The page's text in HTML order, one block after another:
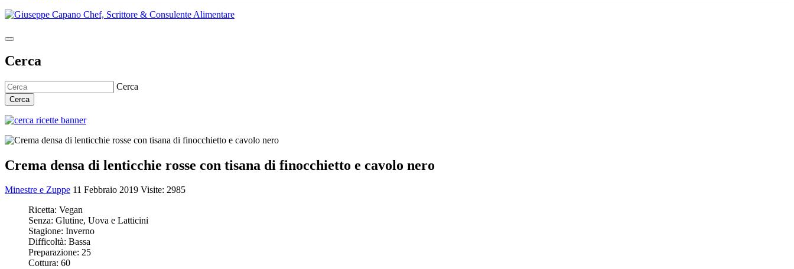
Cerca
Cerca
Cerca
Crema densa di lenticchie rosse con tisana di finocchietto e cavolo nero
Minestre e Zuppe 11 Febbraio 2019 Visite: 2985
Ricetta: Vegan
Senza: Glutine, Uova e Latticini
Stagione: Inverno
Difficoltà: Bassa
Preparazione: 25
Cottura: 60